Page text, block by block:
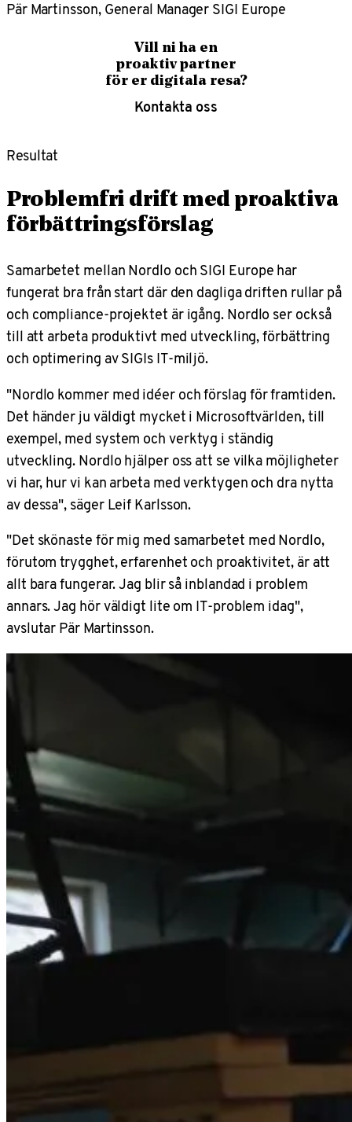
Pär Martinsson, General Manager SIGI Europe
Vill ni ha en
proaktiv partner
för er digitala resa?
Kontakta oss
Resultat
Problemfri drift med proaktiva
förbättringsförslag
Samarbetet mellan Nordlo och SIGI Europe har
fungerat bra från start där den dagliga driften rullar på
och compliance-projektet är igång. Nordlo ser också
till att arbeta produktivt med utveckling, förbättring
och optimering av SIGIs IT-miljö.
"Nordlo kommer med idéer och förslag för framtiden.
Det händer ju väldigt mycket i Microsoftvärlden, till
exempel, med system och verktyg i ständig
utveckling. Nordlo hjälper oss att se vilka möjligheter
vi har, hur vi kan arbeta med verktygen och dra nytta
av dessa", säger Leif Karlsson.
"Det skönaste för mig med samarbetet med Nordlo,
förutom trygghet, erfarenhet och proaktivitet, är att
allt bara fungerar. Jag blir så inblandad i problem
annars. Jag hör väldigt lite om IT-problem idag",
avslutar Pär Martinsson.